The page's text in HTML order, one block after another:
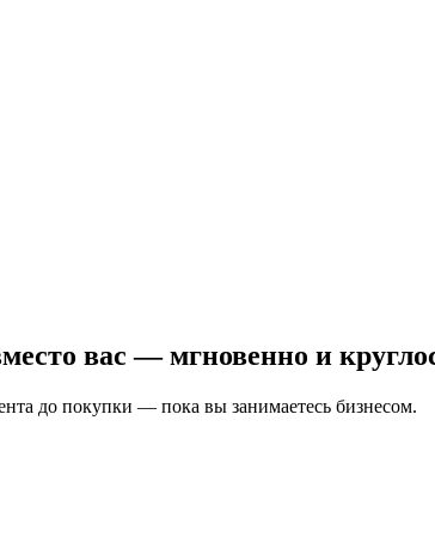
вас — мгновенно и
до покупки — пока вы занимаетесь бизнесом.